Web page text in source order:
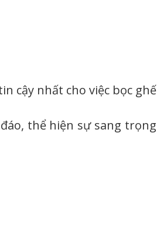
cậy nhất cho việc bọc ghế
thể hiện sự sang trọng